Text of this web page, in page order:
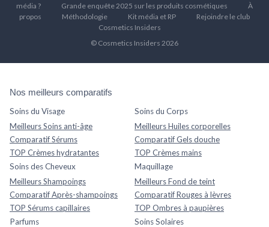
média ?
Grande enquête 2025 sur les produits cosmétiques
À
propos
Méthodologie Kit média et RP
Rejoindre le club
Cosmetics Insiders
© Cosmetics Insiders 2026
Nos meilleurs comparatifs
Soins du Visage
Meilleurs Soins anti-âge
Comparatif Sérums
TOP Crèmes hydratantes
Soins du Corps
Meilleurs Huiles corporelles
Comparatif Gels douche
TOP Crèmes mains
Soins des Cheveux
Meilleurs Shampoings
Comparatif Après-shampoings
TOP Sérums capillaires
Maquillage
Meilleurs Fond de teint
Comparatif Rouges à lèvres
TOP Ombres à paupières
Parfums
Soins Solaires